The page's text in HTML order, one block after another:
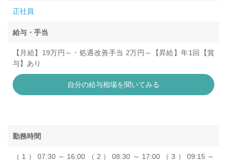
正社員
給与・手当
【月給】19万円～・処遇改善手当 2万円～【昇給】年1回【賞
与】あり
自分の給与相場を聞いてみる
勤務時間
（1）07:30～16:00（2）08:30～17:00（3）09:15～